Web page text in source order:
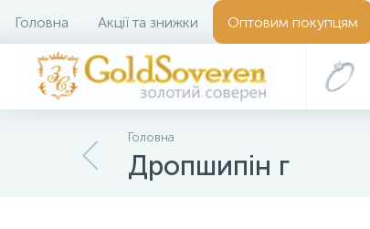
Головна Акції та знижки Оптовим покупцям
Головна
Дропшипін г